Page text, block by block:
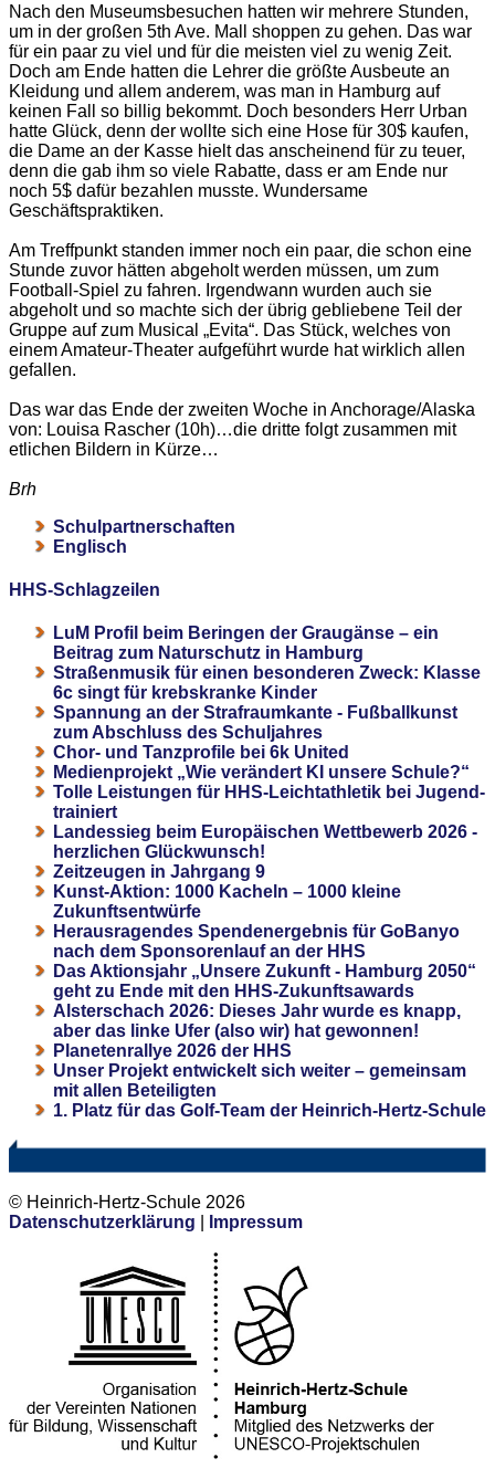
Nach den Museumsbesuchen hatten wir mehrere Stunden,
um in der großen 5th Ave. Mall shoppen zu gehen. Das war
für ein paar zu viel und für die meisten viel zu wenig Zeit.
Doch am Ende hatten die Lehrer die größte Ausbeute an
Kleidung und allem anderem, was man in Hamburg auf
keinen Fall so billig bekommt. Doch besonders Herr Urban
hatte Glück, denn der wollte sich eine Hose für 30$ kaufen,
die Dame an der Kasse hielt das anscheinend für zu teuer,
denn die gab ihm so viele Rabatte, dass er am Ende nur
noch 5$ dafür bezahlen musste. Wundersame
Geschäftspraktiken.
Am Treffpunkt standen immer noch ein paar, die schon eine
Stunde zuvor hätten abgeholt werden müssen, um zum
Football-Spiel zu fahren. Irgendwann wurden auch sie
abgeholt und so machte sich der übrig gebliebene Teil der
Gruppe auf zum Musical „Evita“. Das Stück, welches von
einem Amateur-Theater aufgeführt wurde hat wirklich allen
gefallen.
Das war das Ende der zweiten Woche in Anchorage/Alaska
von: Louisa Rascher (10h)…die dritte folgt zusammen mit
etlichen Bildern in Kürze…
Brh
Schulpartnerschaften
Englisch
HHS-Schlagzeilen
LuM Profil beim Beringen der Graugänse – ein
Beitrag zum Naturschutz in Hamburg
Straßenmusik für einen besonderen Zweck: Klasse
6c singt für krebskranke Kinder
Spannung an der Strafraumkante - Fußballkunst
zum Abschluss des Schuljahres
Chor- und Tanzprofile bei 6k United
Medienprojekt „Wie verändert KI unsere Schule?“
Tolle Leistungen für HHS-Leichtathletik bei Jugend-
trainiert
Landessieg beim Europäischen Wettbewerb 2026 -
herzlichen Glückwunsch!
Zeitzeugen in Jahrgang 9
Kunst-Aktion: 1000 Kacheln – 1000 kleine
Zukunftsentwürfe
Herausragendes Spendenergebnis für GoBanyo
nach dem Sponsorenlauf an der HHS
Das Aktionsjahr „Unsere Zukunft - Hamburg 2050“
geht zu Ende mit den HHS-Zukunftsawards
Alsterschach 2026: Dieses Jahr wurde es knapp,
aber das linke Ufer (also wir) hat gewonnen!
Planetenrallye 2026 der HHS
Unser Projekt entwickelt sich weiter – gemeinsam
mit allen Beteiligten
1. Platz für das Golf-Team der Heinrich-Hertz-Schule
© Heinrich-Hertz-Schule 2026
Datenschutzerklärung
Impressum